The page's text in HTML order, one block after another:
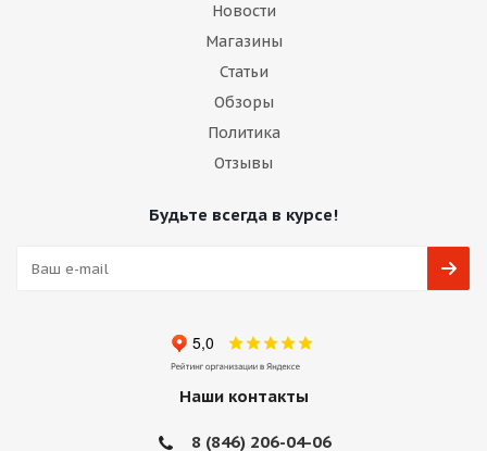
Новости
Магазины
Статьи
Обзоры
Политика
Отзывы
Будьте всегда в курсе!
Наши контакты
8 (846) 206-04-06